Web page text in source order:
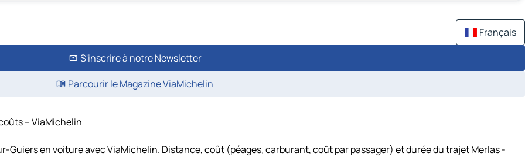
Français
S'inscrire à notre Newsletter
Parcourir le Magazine ViaMichelin
– ViaMichelin
en voiture avec ViaMichelin. Distance, coût (péages, carburant, coût par passager) et durée du trajet Merlas -